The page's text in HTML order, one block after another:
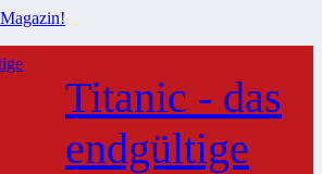
Titanic - das
endgültige